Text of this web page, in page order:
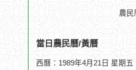
農
當日農民曆/黃曆
西曆：1989年4月21日 星期五